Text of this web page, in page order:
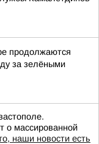
продолжаются
за зелёными
о массированной
наши новости есть